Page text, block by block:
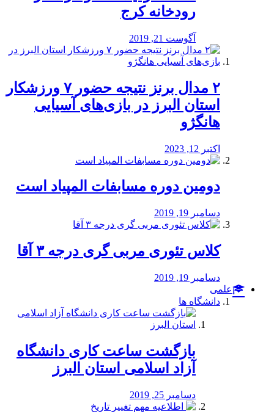
رودخانه کرج
آگوست 21, 2019
۲ مدال برنز نتیجه حضور ۷ ورزشکار
استان البرز در بازی‌های آسیایی
هانگژو
اکتبر 12, 2023
دومین دوره مسابفات المپیاد است
دسامبر 19, 2019
کلاس تئوری مربی گری درجه ۳ آقا
دسامبر 19, 2019
علمی
دانشگاه ها
بازگشت ساعت کاری دانشگاه
آزاد اسلامی استان البرز
دسامبر 25, 2019